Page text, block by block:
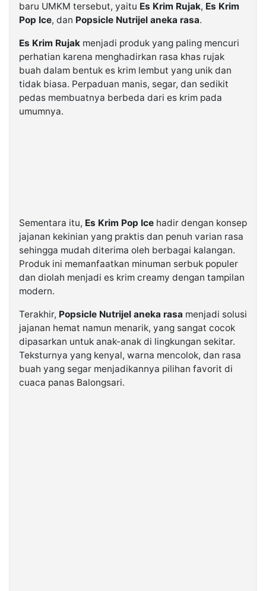
baru UMKM tersebut, yaitu Es Krim Rujak, Es Krim
Pop Ice, dan Popsicle Nutrijel aneka rasa.
Es Krim Rujak menjadi produk yang paling mencuri
perhatian karena menghadirkan rasa khas rujak
buah dalam bentuk es krim lembut yang unik dan
tidak biasa. Perpaduan manis, segar, dan sedikit
pedas membuatnya berbeda dari es krim pada
umumnya.
Sementara itu, Es Krim Pop Ice hadir dengan konsep
jajanan kekinian yang praktis dan penuh varian rasa
sehingga mudah diterima oleh berbagai kalangan.
Produk ini memanfaatkan minuman serbuk populer
dan diolah menjadi es krim creamy dengan tampilan
modern.
Terakhir, Popsicle Nutrijel aneka rasa menjadi solusi
jajanan hemat namun menarik, yang sangat cocok
dipasarkan untuk anak-anak di lingkungan sekitar.
Teksturnya yang kenyal, warna mencolok, dan rasa
buah yang segar menjadikannya pilihan favorit di
cuaca panas Balongsari.